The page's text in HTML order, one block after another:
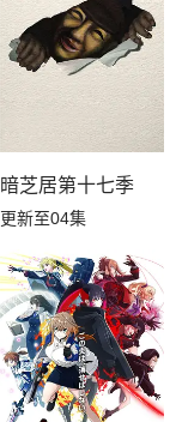
暗芝居第十七季
更新至04集